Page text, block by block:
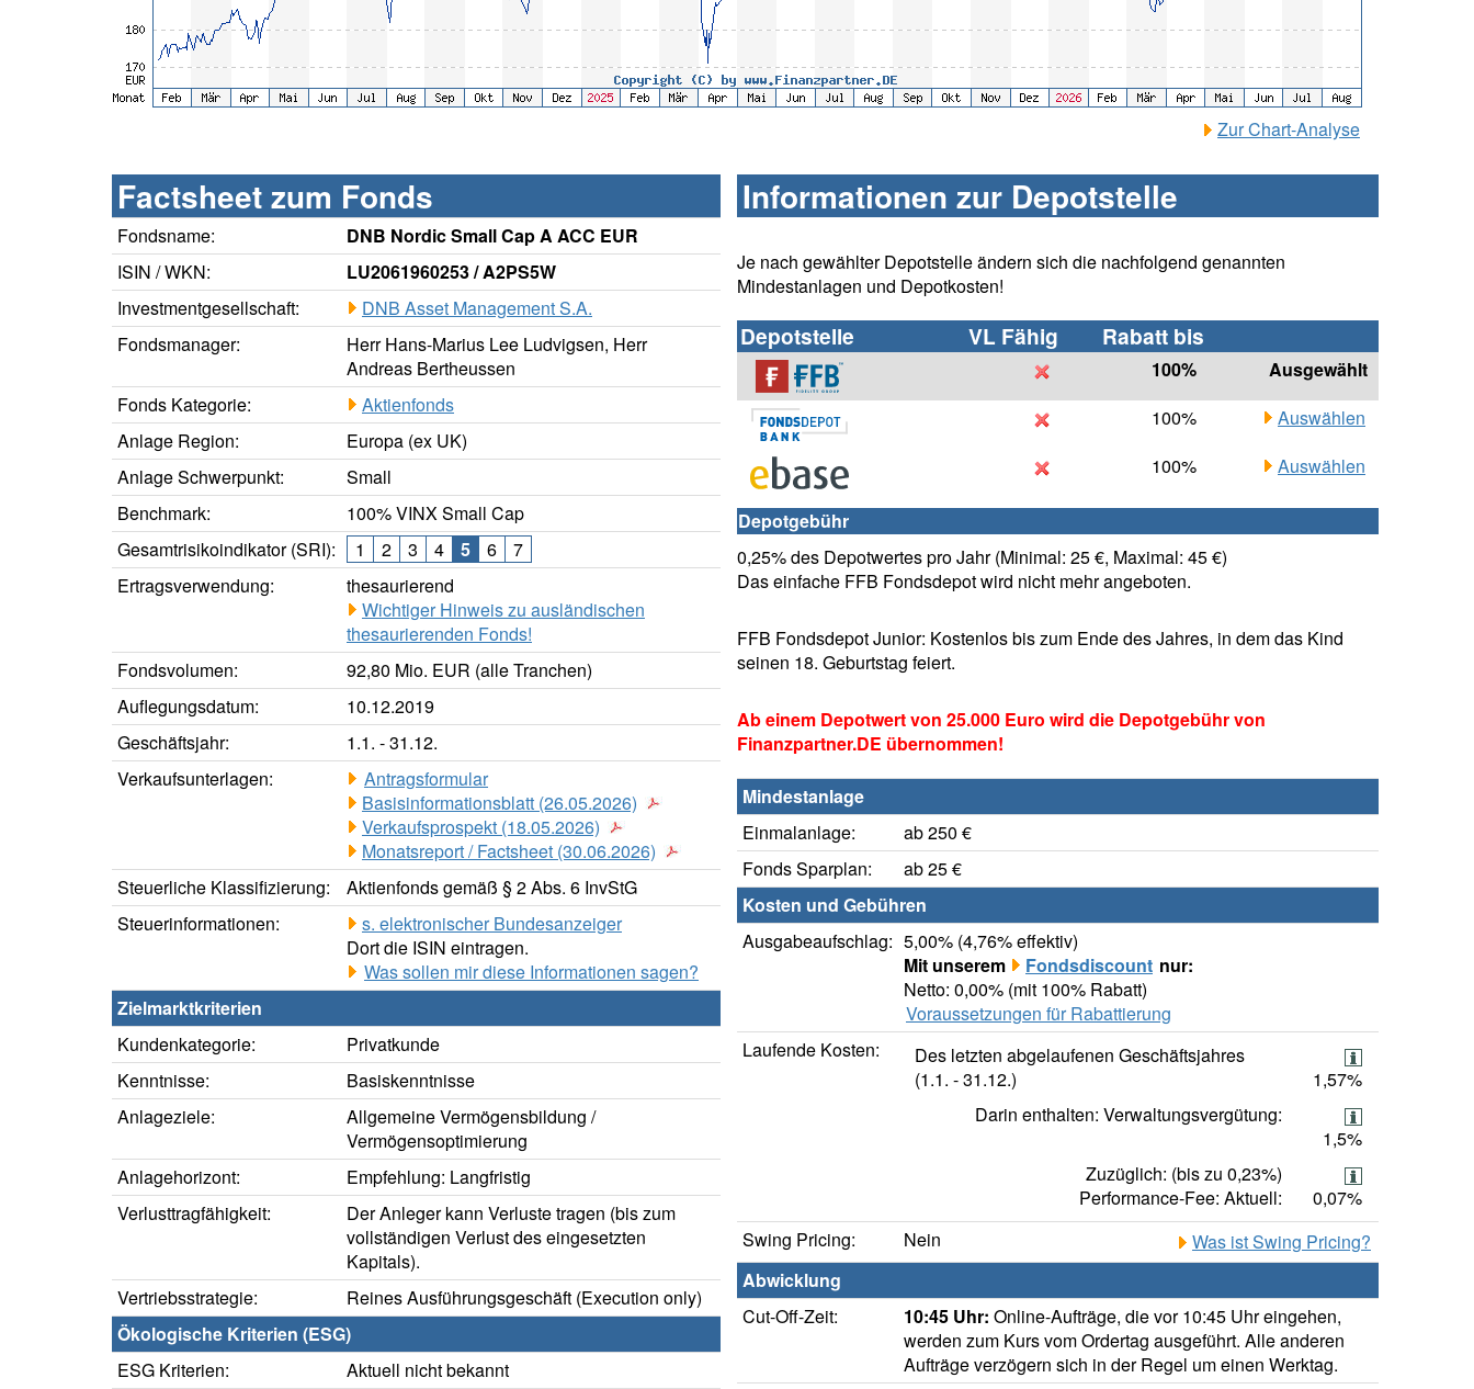
Zur Chart-Analyse
Factsheet zum Fonds
Fondsname:
DNB Nordic Small Cap A ACC EUR
ISIN / WKN:
LU2061960253 / A2PS5W
Investmentgesellschaft:
DNB Asset Management S.A.
Fondsmanager:
Herr Hans-Marius Lee Ludvigsen, Herr
Andreas Bertheussen
Fonds Kategorie:
Aktienfonds
Anlage Region:
Europa (ex UK)
Anlage Schwerpunkt:
Small
Benchmark:
100% VINX Small Cap
Gesamtrisikoindikator (SRI):
1 2 3 4 5 6
7
Ertragsverwendung:
thesaurierend
Wichtiger Hinweis zu ausländischen
thesaurierenden Fonds!
Fondsvolumen:
92,80 Mio. EUR (alle Tranchen)
Auflegungsdatum:
10.12.2019
Geschäftsjahr:
1.1. - 31.12.
Verkaufsunterlagen:
Antragsformular
Basisinformationsblatt (26.05.2026)
Verkaufsprospekt (18.05.2026)
Monatsreport / Factsheet (30.06.2026)
Steuerliche Klassifizierung:
Aktienfonds gemäß § 2 Abs. 6 InvStG
Steuerinformationen:
s. elektronischer Bundesanzeiger
Dort die ISIN eintragen.
Was sollen mir diese Informationen sagen?
Zielmarktkriterien
Kundenkategorie:
Privatkunde
Kenntnisse:
Basiskenntnisse
Anlageziele:
Allgemeine Vermögensbildung /
Vermögensoptimierung
Anlagehorizont:
Empfehlung: Langfristig
Verlusttragfähigkeit:
Der Anleger kann Verluste tragen (bis zum
vollständigen Verlust des eingesetzten
Kapitals).
Vertriebsstrategie:
Reines Ausführungsgeschäft (Execution only)
Ökologische Kriterien (ESG)
ESG Kriterien:
Aktuell nicht bekannt
Informationen zur Depotstelle
Je nach gewählter Depotstelle ändern sich die nachfolgend genannten
Mindestanlagen und Depotkosten!
Depotstelle VL Fähig Rabatt bis
100%
Ausgewählt
100%
Auswählen
100%
Auswählen
Depotgebühr
0,25% des Depotwertes pro Jahr (Minimal: 25 €, Maximal: 45 €)
Das einfache FFB Fondsdepot wird nicht mehr angeboten.
FFB Fondsdepot Junior: Kostenlos bis zum Ende des Jahres, in dem das Kind
seinen 18. Geburtstag feiert.
Ab einem Depotwert von 25.000 Euro wird die Depotgebühr von
Finanzpartner.DE übernommen!
Mindestanlage
Einmalanlage:
ab 250 €
Fonds Sparplan:
ab 25 €
Kosten und Gebühren
Ausgabeaufschlag: 5,00% (4,76% effektiv)
Mit unserem
Fondsdiscount nur:
Netto: 0,00% (mit 100% Rabatt)
Voraussetzungen für Rabattierung
Laufende Kosten:
Des letzten abgelaufenen Geschäftsjahres
(1.1. - 31.12.)
1,57%
Darin enthalten: Verwaltungsvergütung:
1,5%
Zuzüglich: (bis zu 0,23%)
Performance-Fee: Aktuell:
0,07%
Swing Pricing:
Nein
Was ist Swing Pricing?
Abwicklung
Cut-Off-Zeit:
10:45 Uhr: Online-Aufträge, die vor 10:45 Uhr eingehen,
werden zum Kurs vom Ordertag ausgeführt. Alle anderen
Aufträge verzögern sich in der Regel um einen Werktag.